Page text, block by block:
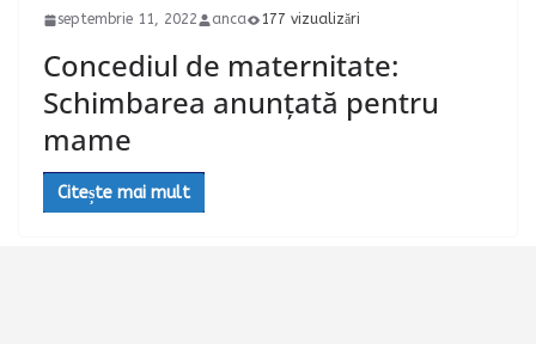
septembrie 11, 2022 anca 177 vizualizări
Concediul de maternitate:
Schimbarea anunțată pentru
mame
Citește mai mult